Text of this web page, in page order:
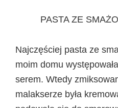
PASTA ZE
Najczęściej pasta ze
moim domu
serem. Wtedy
malakserze była